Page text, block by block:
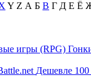
Y Z А Б В Г Д Е Ё
игры (RPG)
Дешевле 100